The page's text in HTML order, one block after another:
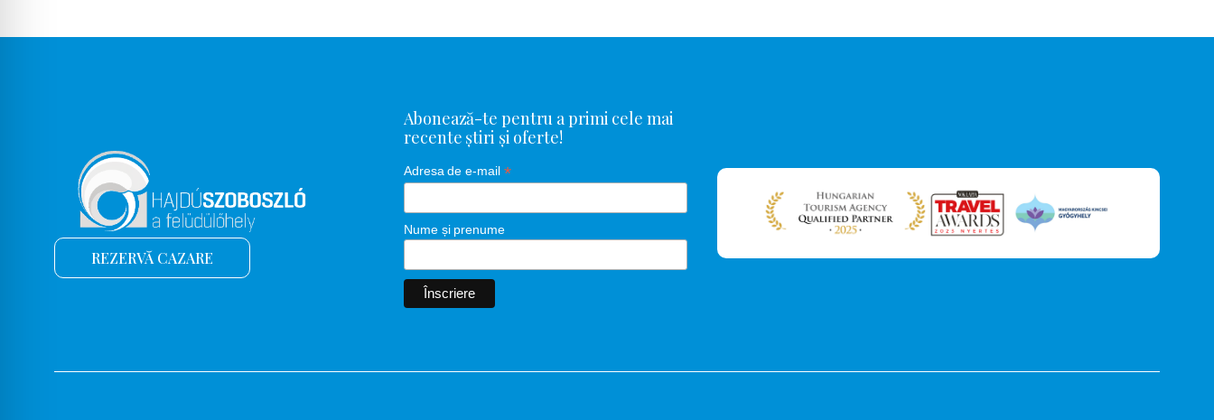
Baie, piscină
Baie cu duș
Cuptor pe gaz
Baie de aburi
Cabină cu aburi
Facilități de grătar
Scaun pentru copii pentru bicicletă
REZERVĂ CAZARE
Abonează-te pentru a primi cele mai
recente știri și oferte!
Adresa de e-mail *
Nume și prenume